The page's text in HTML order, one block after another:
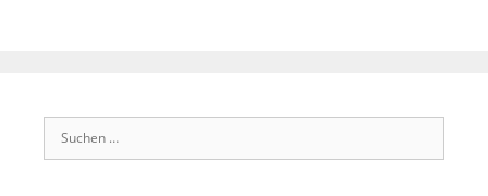
Suchen
nach: